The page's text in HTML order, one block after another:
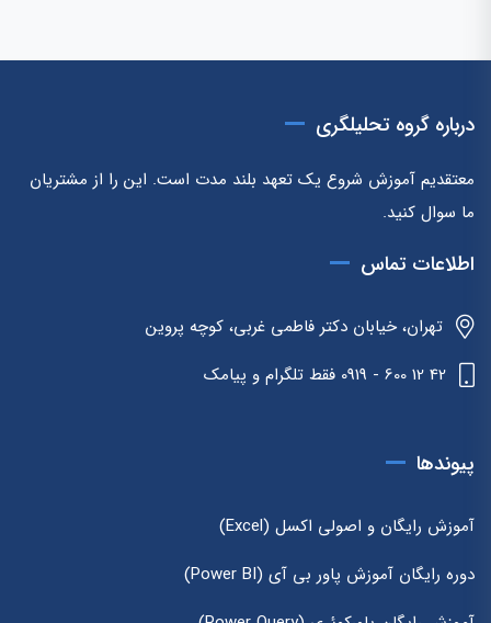
درباره گروه تحلیلگری
معتقدیم آموزش شروع یک تعهد بلند مدت است. این را از مشتریان
ما سوال کنید.
اطلاعات تماس
تهران، خیابان دکتر فاطمی غربی، کوچه پروین
42 12 600 - 0919 فقط تلگرام و پیامک
پیوندها
آموزش رایگان و اصولی اکسل (Excel)
دوره رایگان آموزش پاور بی آی (Power BI)